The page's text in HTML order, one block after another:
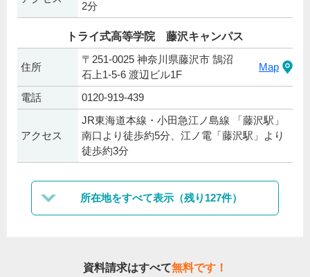
2分
トライ式高等学院 藤沢キャンパス
住所
〒251-0025 神奈川県藤沢市 鵠沼
石上1-5-6 渡辺ビル1F
Map
電話 0120-919-439
アクセス
JR東海道本線・小田急江ノ島線 「藤沢駅」
南口より徒歩約5分、江ノ電「藤沢駅」より
徒歩約3分
所在地をすべて表示（残り127件）
資料請求はすべて無料です！